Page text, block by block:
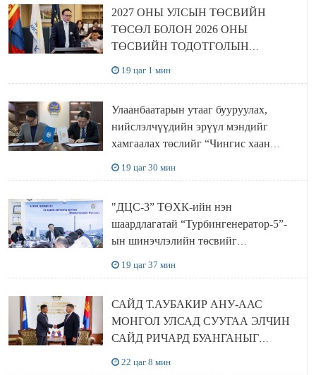
2027 ОНЫ УЛСЫН ТӨСВИЙН
ТӨСӨЛ БОЛОН 2026 ОНЫ
ТӨСВИЙН ТОДОТГОЛЫН
19 цаг 1 мин
Улаанбаатарын утааг бууруулах,
нийслэлчүүдийн эрүүл мэндийг
хамгаалах төслийг “Чингис хаан
19 цаг 30 мин
"ДЦС-3” ТӨХК-ийн нэн
шаардлагатай “Турбингенератор-5”-
ын шинэчлэлийн төсвийг
19 цаг 37 мин
САЙД Т.АУБАКИР АНУ-ААС
МОНГОЛ УЛСАД СУУГАА ЭЛЧИН
САЙД РИЧАРД БУАНГАНЫГ
22 цаг 8 мин